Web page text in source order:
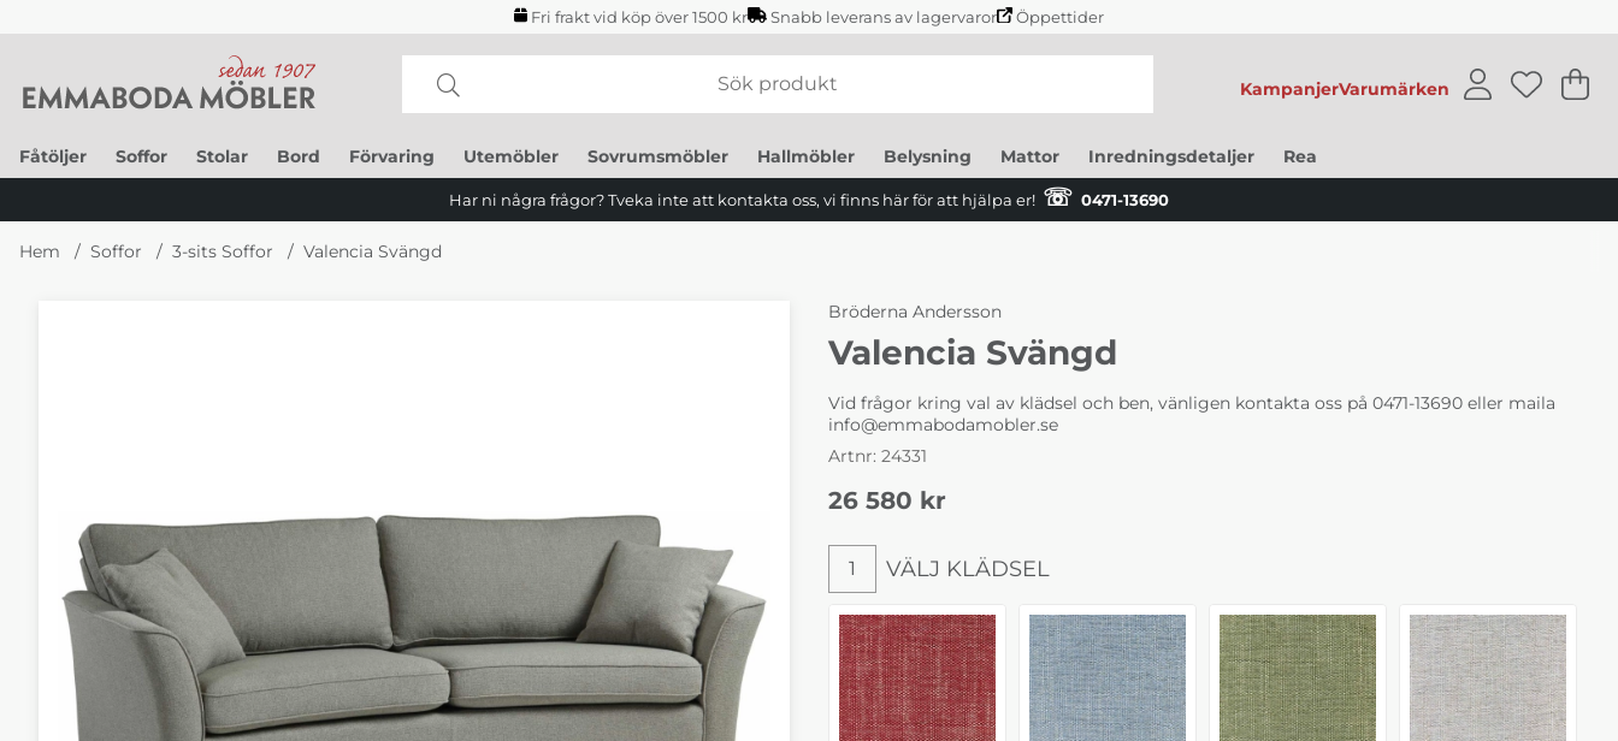
Fri frakt vid köp över 1500 kr Snabb leverans av lagervaror Öppettider
KampanjerVarumärken .
Fåtöljer Soffor Stolar Bord Förvaring Utemöbler Sovrumsmöbler Hallmöbler Belysning Mattor Inredningsdetaljer Rea
Har ni några frågor? Tveka inte att kontakta oss, vi finns här för att hjälpa er! ☏ 0471-13690
Hem Soffor 3-sits Soffor Valencia Svängd
Bröderna Andersson
Valencia Svängd
Vid frågor kring val av klädsel och ben, vänligen kontakta oss på 0471-13690 eller maila
info@emmabodamobler.se
Artnr: 24331
26 580 kr
1 VÄLJ KLÄDSEL